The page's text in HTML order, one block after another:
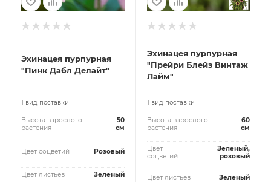
Эхинацея пурпурная
"Пинк Дабл Делайт"
1 вид поставки
Высота взрослого
растения
50
см
Цвет соцветий Розовый
Цвет листьев Зеленый
Эхинацея пурпурная
"Прейри Блейз Винтаж
Лайм"
1 вид поставки
Высота взрослого
растения
60
см
Цвет
соцветий
Зеленый,
розовый
Цвет листьев Зеленый